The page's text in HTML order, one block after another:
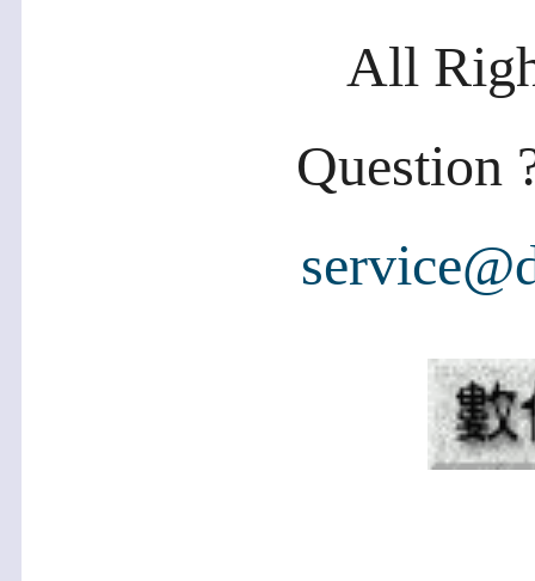
All
Question